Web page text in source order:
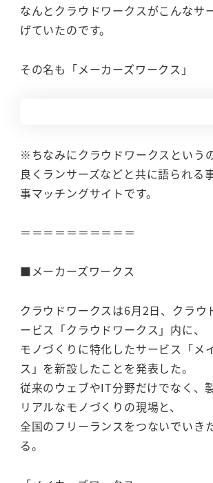
なんとクラウドワークスがこんなサ
げていたのです。
その名も「メーカーズワークス」
※ちなみにクラウドワークスという
良くランサーズなどと共に語られる
事マッチングサイトです。
＝＝＝＝＝＝＝＝＝＝
■メーカーズワークス
クラウドワークスは6月2日、クラウ
ービス「クラウドワークス」内に、
モノづくりに特化したサービス「メ
ス」を新設したことを発表した。
従来のウェブやIT分野だけでなく、
リアルなモノづくりの現場と、
全国のフリーランスをつないでいき
る。